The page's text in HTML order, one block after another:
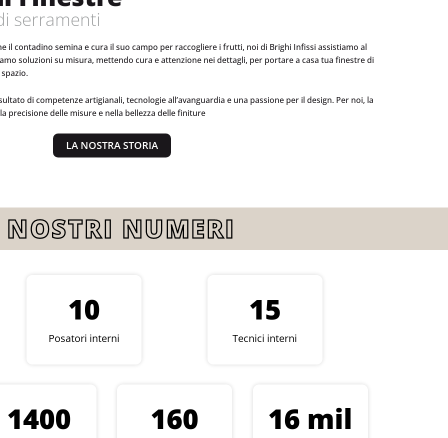
serramenti
il contadino semina e cura il suo campo per raccogliere i frutti, noi di Brighi Infissi assistiamo al
soluzioni su misura, mettendo cura e attenzione nei dettagli, per portare a casa tua finestre di
di competenze artigianali, tecnologie all’avanguardia e una passione per il design. Per noi, la
precisione delle misure e nella bellezza delle finiture
LA NOSTRA STORIA
NUMERI
Posatori interni
10
Tecnici interni
15
1400 160 16 mil